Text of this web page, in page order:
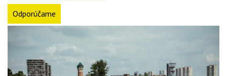
Odporúčame